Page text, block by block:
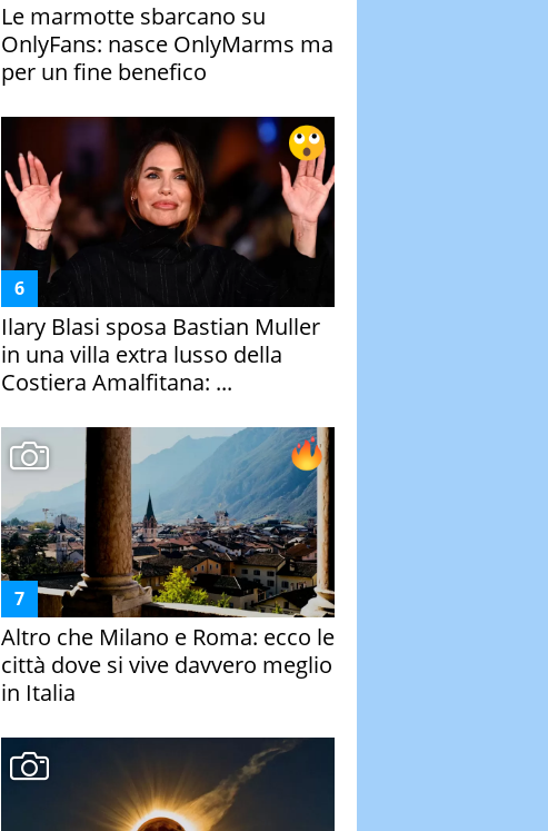
Le marmotte sbarcano su
OnlyFans: nasce OnlyMarms ma
per un fine benefico
Ilary Blasi sposa Bastian Muller
in una villa extra lusso della
Costiera Amalfitana: ...
Altro che Milano e Roma: ecco le
città dove si vive davvero meglio
in Italia